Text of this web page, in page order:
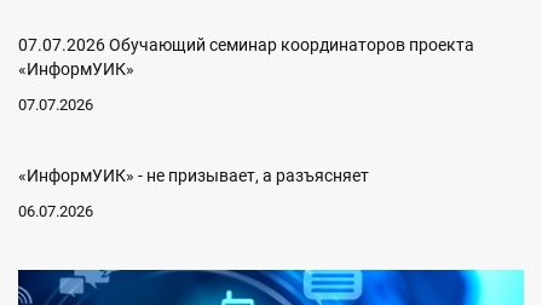
07.07.2026 Обучающий семинар координаторов проекта
«ИнформУИК»
07.07.2026
«ИнформУИК» - не призывает, а разъясняет
06.07.2026